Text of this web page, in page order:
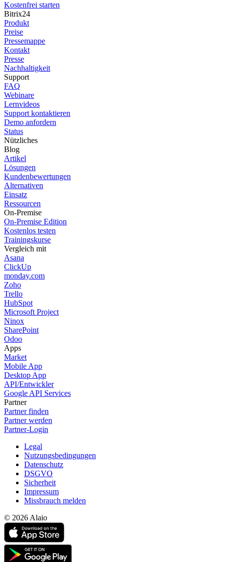
Kostenfrei starten
Bitrix24
Produkt
Preise
Pressemappe
Kontakt
Presse
Nachhaltigkeit
Support
FAQ
Webinare
Lernvideos
Support kontaktieren
Demo anfordern
Status
Nützliches
Blog
Artikel
Lösungen
Kundenbewertungen
Alternativen
Einsatz
Ressourcen
On-Premise
On-Premise Edition
Kostenlos testen
Trainingskurse
Vergleich mit
Asana
ClickUp
monday.com
Zoho
Trello
HubSpot
Microsoft Project
Ninox
SharePoint
Odoo
Apps
Market
Mobile App
Desktop App
API/Entwickler
Google API Services
Partner
Partner finden
Partner werden
Partner-Login
Legal
Nutzungsbedingungen
Datenschutz
DSGVO
Sicherheit
Impressum
Missbrauch melden
© 2026 Alaio